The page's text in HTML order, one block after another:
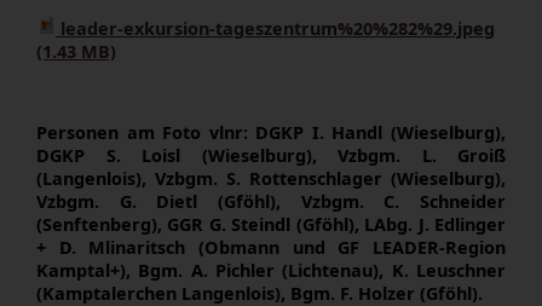
leader-exkursion-tageszentrum%20%282%29.jpeg
(1.43 MB)
Personen am Foto vlnr: DGKP I. Handl (Wieselburg),
DGKP S. Loisl (Wieselburg), Vzbgm. L. Groiß
(Langenlois), Vzbgm. S. Rottenschlager (Wieselburg),
Vzbgm. G. Dietl (Gföhl), Vzbgm. C. Schneider
(Senftenberg), GGR G. Steindl (Gföhl), LAbg. J. Edlinger
+ D. Mlinaritsch (Obmann und GF LEADER-Region
Kamptal+), Bgm. A. Pichler (Lichtenau), K. Leuschner
(Kamptalerchen Langenlois), Bgm. F. Holzer (Gföhl).